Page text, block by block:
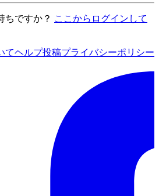
ちですか？ ここからログインして
てヘルプ投稿プライバシーポリシー